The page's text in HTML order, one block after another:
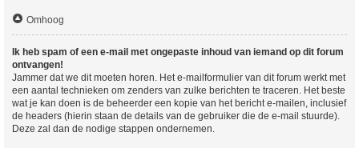
Omhoog
Ik heb spam of een e-mail met ongepaste inhoud van iemand op dit forum
ontvangen!
Jammer dat we dit moeten horen. Het e-mailformulier van dit forum werkt met
een aantal technieken om zenders van zulke berichten te traceren. Het beste
wat je kan doen is de beheerder een kopie van het bericht e-mailen, inclusief
de headers (hierin staan de details van de gebruiker die de e-mail stuurde).
Deze zal dan de nodige stappen ondernemen.